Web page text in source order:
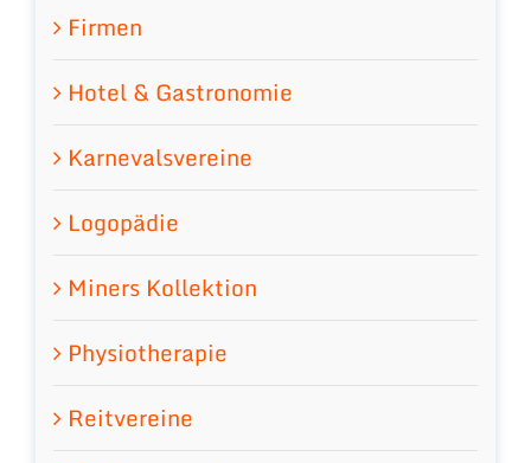
Firmen
Hotel & Gastronomie
Karnevalsvereine
Logopädie
Miners Kollektion
Physiotherapie
Reitvereine